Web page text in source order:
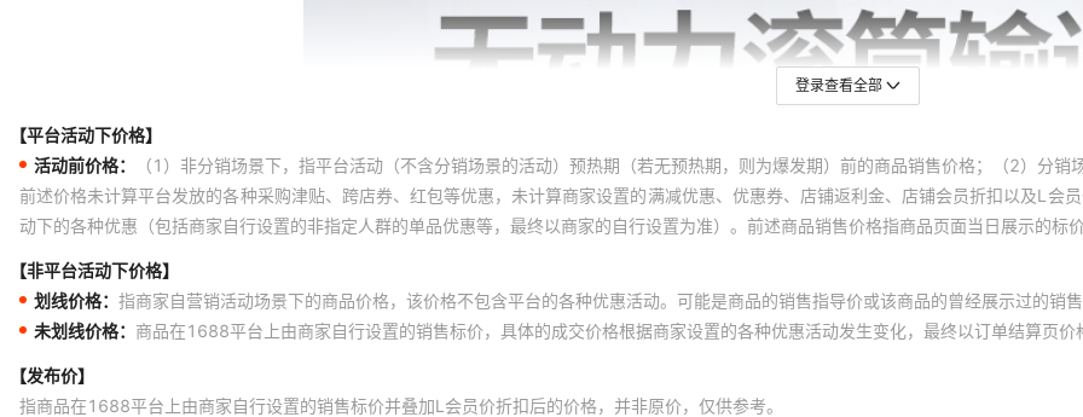
登录查看全部
【平台活动下价格】
活动前价格：
（1）非分销场景下，指平台活动（不含分销场景的活动）预热期（若无预热期，则为爆发期）前的商品销售价格；（2）分
前述价格未计算平台发放的各种采购津贴、跨店券、红包等优惠，未计算商家设置的满减优惠、优惠券、店铺返利金、店铺会员折扣以及L会
动下的各种优惠（包括商家自行设置的非指定人群的单品优惠等，最终以商家的自行设置为准）。前述商品销售价格指商品页面当日展示的
【非平台活动下价格】
划线价格： 指商家自营销活动场景下的商品价格，该价格不包含平台的各种优惠活动。可能是商品的销售指导价或该商品的曾经展示过的销
未划线价格： 商品在1688平台上由商家自行设置的销售标价，具体的成交价格根据商家设置的各种优惠活动发生变化，最终以订单结算页价
【发布价】
指商品在1688平台上由商家自行设置的销售标价并叠加L会员价折扣后的价格，并非原价，仅供参考。